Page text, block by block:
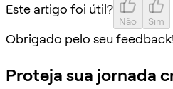
Este artigo foi útil?
Não Sim
Obrigado pelo seu
Proteja sua jornada